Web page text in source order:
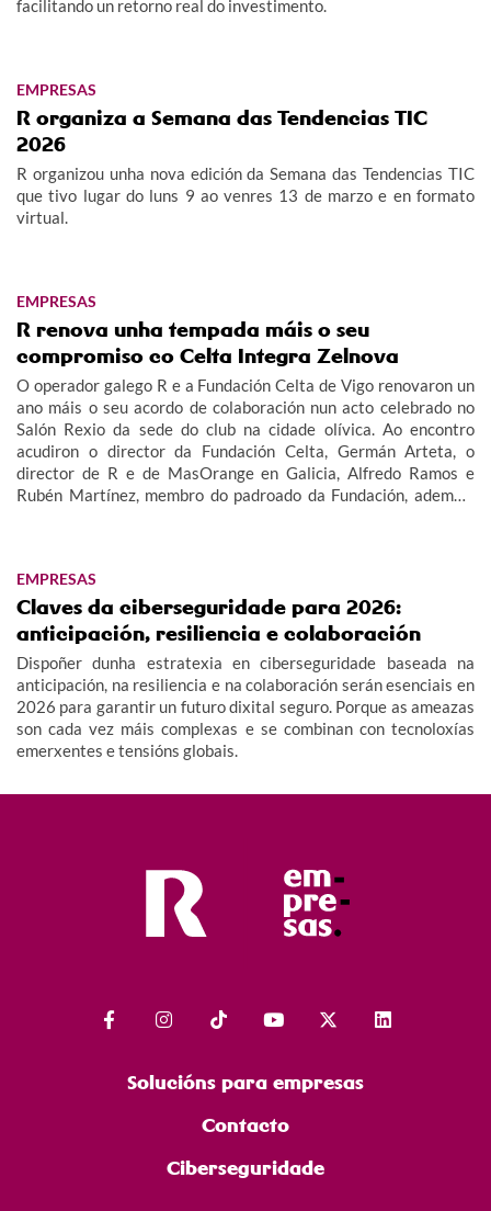
facilitando un retorno real do investimento.
EMPRESAS
R organiza a Semana das Tendencias TIC
2026
R organizou unha nova edición da Semana das Tendencias TIC
que tivo lugar do luns 9 ao venres 13 de marzo e en formato
virtual.
EMPRESAS
R renova unha tempada máis o seu
compromiso co Celta Integra Zelnova
O operador galego R e a Fundación Celta de Vigo renovaron un
ano máis o seu acordo de colaboración nun acto celebrado no
Salón Rexio da sede do club na cidade olívica. Ao encontro
acudiron o director da Fundación Celta, Germán Arteta, o
director de R e de MasOrange en Galicia, Alfredo Ramos e
Rubén Martínez, membro do padroado da Fundación, ademais
EMPRESAS
Claves da ciberseguridade para 2026:
anticipación, resiliencia e colaboración
Dispoñer dunha estratexia en ciberseguridade baseada na
anticipación, na resiliencia e na colaboración serán esenciais en
2026 para garantir un futuro dixital seguro. Porque as ameazas
son cada vez máis complexas e se combinan con tecnoloxías
emerxentes e tensións globais.
Solucións para empresas
Contacto
Ciberseguridade